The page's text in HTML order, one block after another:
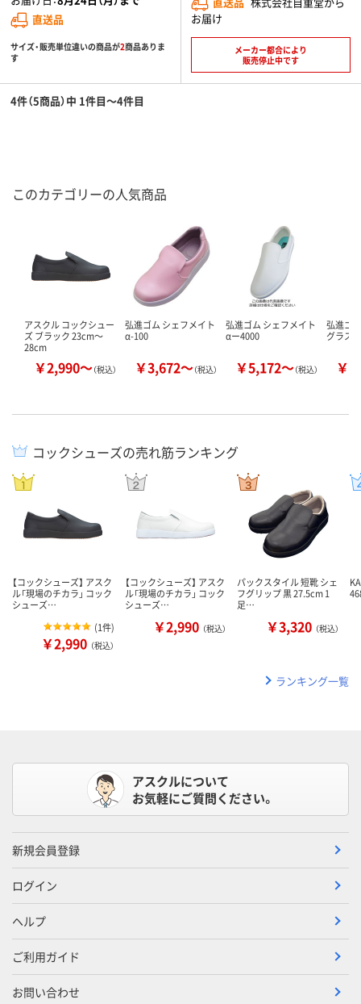
直送品
サイズ・販売単位違いの商品が2商品ありま
す
お届け
メーカー都合により
販売停止中です
4件（5商品）中 1件目～4件目
このカテゴリーの人気商品
アスクル コックシュー
ズ ブラック 23cm～
28cm
￥2,990～（税込）
弘進ゴム シェフメイト
α-100
￥3,672～（税込）
弘進ゴム シェフメイト
αー4000
￥5,172～（税込）
弘進ゴ
グラス
￥
コックシューズの売れ筋ランキング
【コックシューズ】 アスク
ル「現場のチカラ」 コック
シューズ…
(1件)
￥2,990 （税込）
【コックシューズ】 アスク
ル「現場のチカラ」 コック
シューズ…
￥2,990 （税込）
パックスタイル 短靴 シェ
フグリップ 黒 27.5cm 1
足…
￥3,320 （税込）
ランキング一覧
アスクルについて
お気軽にご質問ください。
新規会員登録
ログイン
ヘルプ
ご利用ガイド
お問い合わせ